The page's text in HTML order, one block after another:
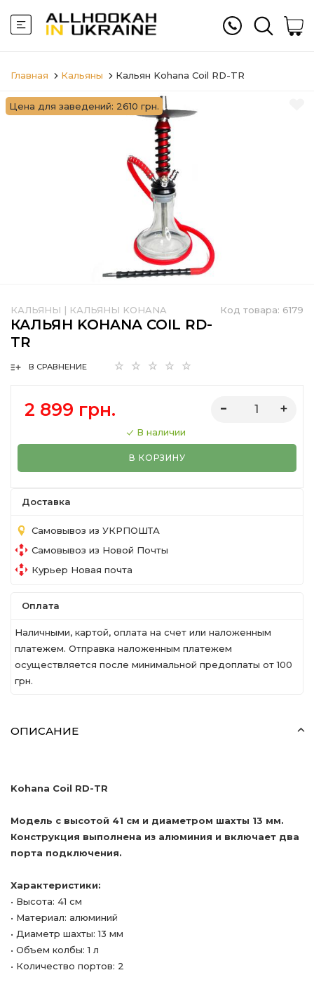
Главная Кальяны Кальян Kohana Coil RD-TR
Цена для заведений: 2610 грн.
Код товара: 6179
КАЛЬЯНЫ | КАЛЬЯНЫ KOHANA
КАЛЬЯН KOHANA COIL RD-
TR
В СРАВНЕНИЕ
2 899 грн.
В наличии
В КОРЗИНУ
Доставка
Самовывоз из УКРПОШТА
Самовывоз из Новой Почты
Курьер Новая почта
Оплата
Наличными, картой, оплата на счет или наложенным
платежем. Отправка наложенным платежем
осуществляется после минимальной предоплаты от 100
грн.
ОПИСАНИЕ
Kohana Coil RD-TR
Модель с высотой 41 см и диаметром шахты 13 мм.
Конструкция выполнена из алюминия и включает два
порта подключения.
Характеристики:
• Высота: 41 см
• Материал: алюминий
• Диаметр шахты: 13 мм
• Объем колбы: 1 л
• Количество портов: 2